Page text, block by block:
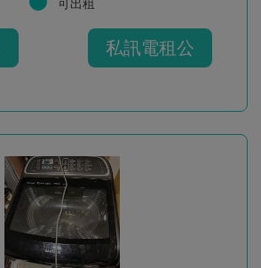
可出租
私訊電租公